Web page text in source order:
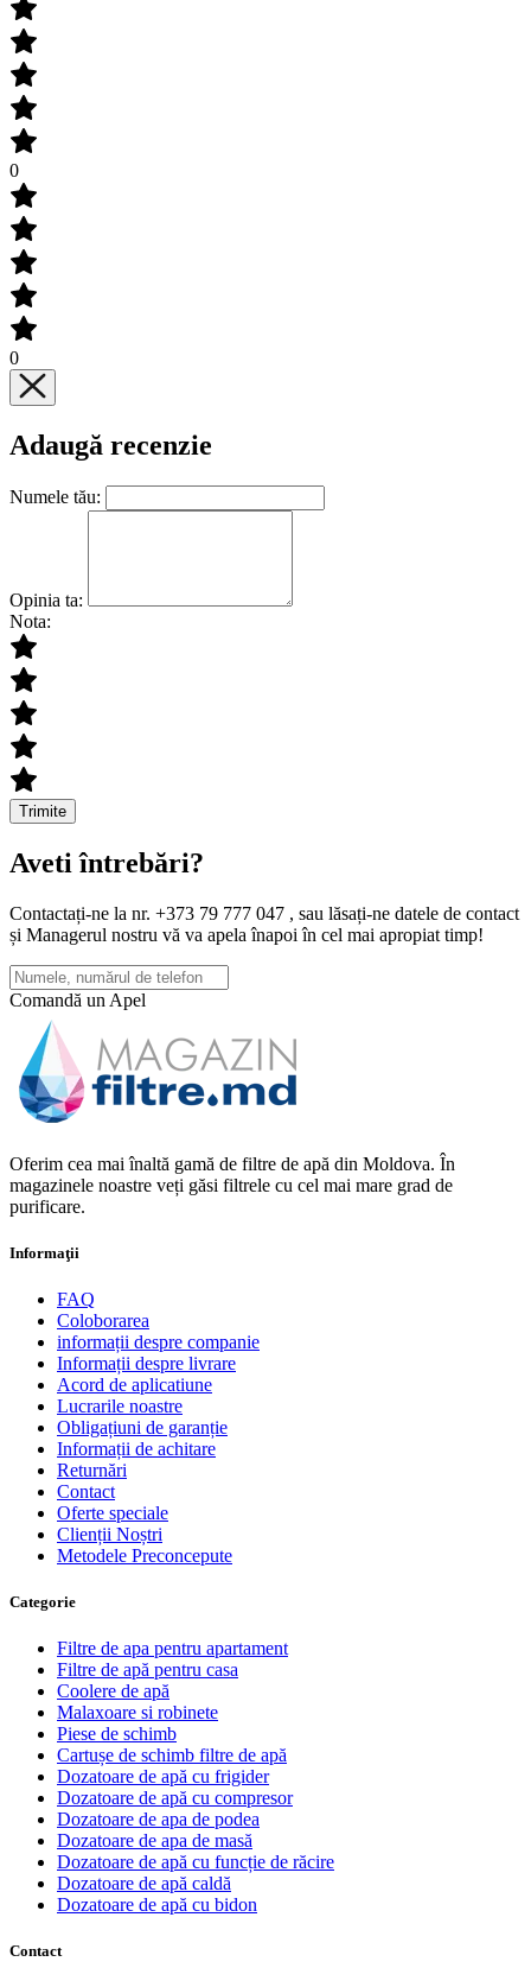
0
0
Adaugă recenzie
Numele tău:
Opinia ta:
Nota:
Trimite
Aveti întrebări?
Contactați-ne la nr. +373 79 777 047 , sau lăsați-ne datele de contact
și Managerul nostru vă va apela înapoi în cel mai apropiat timp!
Comandă un Apel
Oferim cea mai înaltă gamă de filtre de apă din Moldova. În
magazinele noastre veți găsi filtrele cu cel mai mare grad de
purificare.
Informaţii
FAQ
Coloborarea
informații despre companie
Informații despre livrare
Acord de aplicatiune
Lucrarile noastre
Obligațiuni de garanție
Informații de achitare
Returnări
Contact
Oferte speciale
Clienții Noștri
Metodele Preconcepute
Сategorie
Filtre de apa pentru apartament
Filtre de apă pentru casa
Coolere de apă
Malaxoare si robinete
Piese de schimb
Cartușe de schimb filtre de apă
Dozatoare de apă cu frigider
Dozatoare de apă cu compresor
Dozatoare de apa de podea
Dozatoare de apa de masă
Dozatoare de apă cu funcție de răcire
Dozatoare de apă caldă
Dozatoare de apă cu bidon
Contact